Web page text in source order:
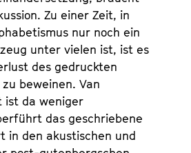
Zu einer Zeit, in
nur noch ein
unter vielen ist, ist es
des gedruckten
beweinen. Van
ist da weniger
das geschriebene
in den akustischen und